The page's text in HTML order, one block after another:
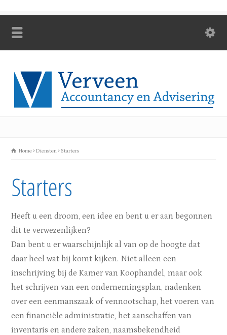
Home Diensten Starters
Starters
Heeft u een droom, een idee en bent u er aan begonnen
dit te verwezenlijken?
Dan bent u er waarschijnlijk al van op de hoogte dat
daar heel wat bij komt kijken. Niet alleen een
inschrijving bij de Kamer van Koophandel, maar ook
het schrijven van een ondernemingsplan, nadenken
over een eenmanszaak of vennootschap, het voeren van
een financiële administratie, het aanschaffen van
inventaris en andere zaken, naamsbekendheid